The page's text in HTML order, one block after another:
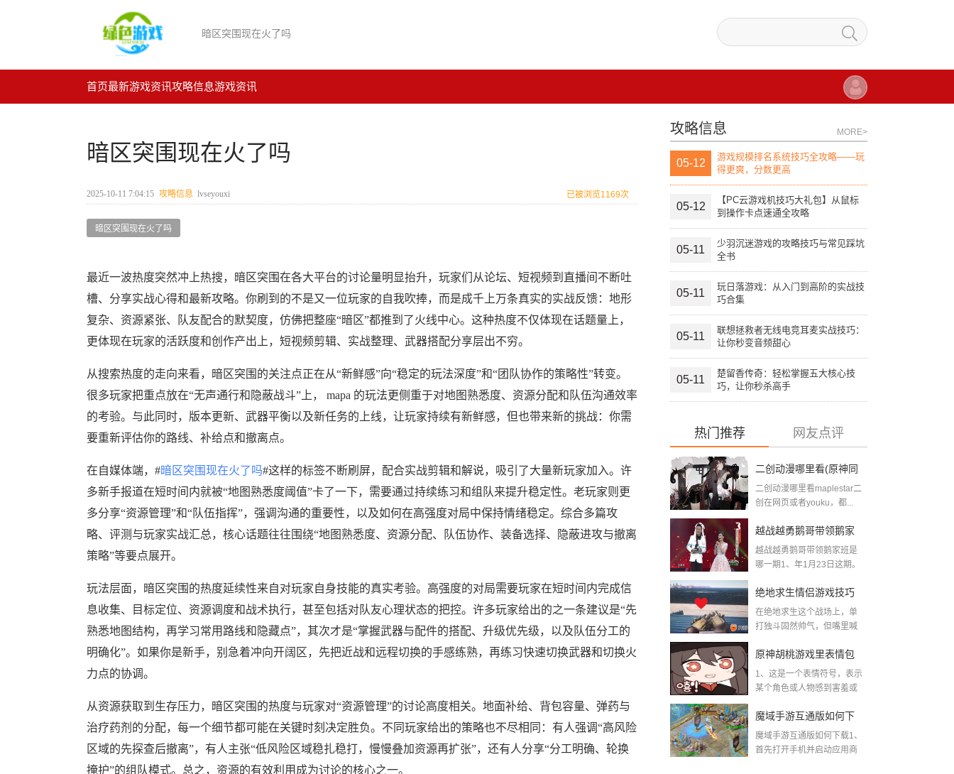
暗区突围现在火了吗
首页最新游戏资讯攻略信息游戏资讯
暗区突围现在火了吗
2025-10-11 7:04:15 攻略信息 lvseyouxi 已被浏览1169次
暗区突围现在火了吗
最近一波热度突然冲上热搜，暗区突围在各大平台的讨论量明显抬升，玩家们从论坛、短视频到直播间不断吐
槽、分享实战心得和最新攻略。你刷到的不是又一位玩家的自我吹捧，而是成千上万条真实的实战反馈：地形
复杂、资源紧张、队友配合的默契度，仿佛把整座“暗区”都推到了火线中心。这种热度不仅体现在话题量上，
更体现在玩家的活跃度和创作产出上，短视频剪辑、实战整理、武器搭配分享层出不穷。
从搜索热度的走向来看，暗区突围的关注点正在从“新鲜感”向“稳定的玩法深度”和“团队协作的策略性”转变。
很多玩家把重点放在“无声通行和隐蔽战斗”上， mapa 的玩法更侧重于对地图熟悉度、资源分配和队伍沟通效率
的考验。与此同时，版本更新、武器平衡以及新任务的上线，让玩家持续有新鲜感，但也带来新的挑战：你需
要重新评估你的路线、补给点和撤离点。
在自媒体端，#暗区突围现在火了吗#这样的标签不断刷屏，配合实战剪辑和解说，吸引了大量新玩家加入。许
多新手报道在短时间内就被“地图熟悉度阈值”卡了一下，需要通过持续练习和组队来提升稳定性。老玩家则更
多分享“资源管理”和“队伍指挥”，强调沟通的重要性，以及如何在高强度对局中保持情绪稳定。综合多篇攻
略、评测与玩家实战汇总，核心话题往往围绕“地图熟悉度、资源分配、队伍协作、装备选择、隐蔽进攻与撤离
策略”等要点展开。
玩法层面，暗区突围的热度延续性来自对玩家自身技能的真实考验。高强度的对局需要玩家在短时间内完成信
息收集、目标定位、资源调度和战术执行，甚至包括对队友心理状态的把控。许多玩家给出的之一条建议是“先
熟悉地图结构，再学习常用路线和隐藏点”，其次才是“掌握武器与配件的搭配、升级优先级，以及队伍分工的
明确化”。如果你是新手，别急着冲向开阔区，先把近战和远程切换的手感练熟，再练习快速切换武器和切换火
力点的协调。
从资源获取到生存压力，暗区突围的热度与玩家对“资源管理”的讨论高度相关。地面补给、背包容量、弹药与
治疗药剂的分配，每一个细节都可能在关键时刻决定胜负。不同玩家给出的策略也不尽相同：有人强调“高风险
区域的先探查后撤离”，有人主张“低风险区域稳扎稳打，慢慢叠加资源再扩张”，还有人分享“分工明确、轮换
掩护”的组队模式。总之，资源的有效利用成为讨论的核心之一。
攻略信息 MORE>
05-12
游戏规模排名系统技巧全攻略——玩
得更爽，分数更高
05-12
【PC云游戏机技巧大礼包】从鼠标
到操作卡点速通全攻略
05-11
少羽沉迷游戏的攻略技巧与常见踩坑
全书
05-11
玩日落游戏：从入门到高阶的实战技
巧合集
05-11
联想拯救者无线电竞耳麦实战技巧：
让你秒变音频甜心
05-11
楚留香传奇：轻松掌握五大核心技
巧，让你秒杀高手
热门推荐 网友点评
二创动漫哪里看(原神同
人二创游戏网站推荐)
二创动漫哪里看maplestar二
创在网页或者youku，都...
越战越勇鹅哥带领鹅家
班是哪一期(暗区突围鹅
越战越勇鹅哥带领鹅家班是
哪一期1、年1月23日这期。
绝地求生情侣游戏技巧
全攻略：双人组队开挂
在绝地求生这个战场上，单
打独斗固然帅气，但嘴里喊
原神胡桃游戏里表情包
原神胡桃脸红流口水翻
1、这是一个表情符号，表示
某个角色或人物感到害羞或
魔域手游互通版如何下
载(魔域手游怀旧互通版)
魔域手游互通版如何下载1、
首先打开手机并启动应用商